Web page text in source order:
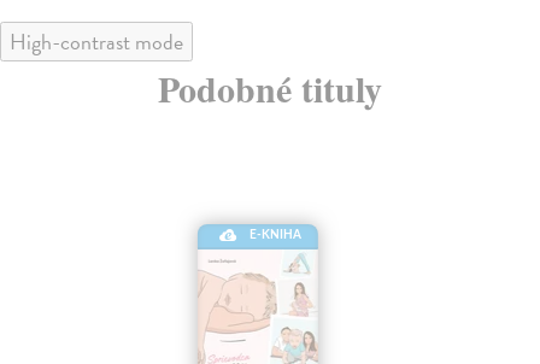
High-contrast mode
Podobné tituly
E-KNIHA